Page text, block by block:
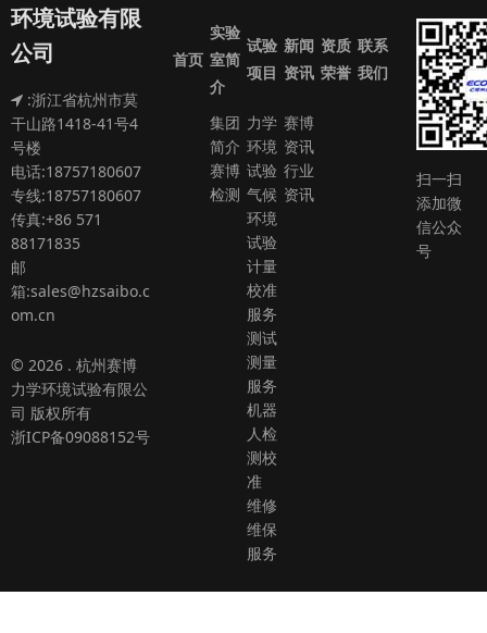
环境试验有限
公司
:浙江省杭州市莫
干山路1418-41号4
号楼
电话:18757180607
专线:18757180607
传真:+86 571
88171835
邮
箱:sales@hzsaibo.c
om.cn
© 2026 . 杭州赛博
力学环境试验有限公
司 版权所有
浙ICP备09088152号
首页
实验
室简
介
试验
项目
新闻
资讯
资质
荣誉
联系
我们
集团
简介
赛博
检测
力学
环境
试验
气候
环境
试验
计量
校准
服务
测试
测量
服务
机器
人检
测校
准
维修
维保
服务
赛博
资讯
行业
资讯
扫一扫
添加微
信公众
号